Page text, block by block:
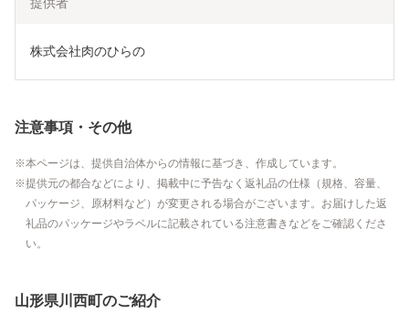
提供者
株式会社肉のひらの
注意事項・その他
本ページは、提供自治体からの情報に基づき、作成しています。
提供元の都合などにより、掲載中に予告なく返礼品の仕様（規格、容量、
パッケージ、原材料など）が変更される場合がございます。お届けした返
礼品のパッケージやラベルに記載されている注意書きなどをご確認くださ
い。
山形県川西町のご紹介